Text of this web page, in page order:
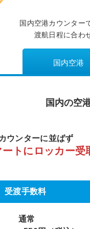
国内空港カウンター
渡航日程に合わ
国内空港
国内の空
ウンターに並ばず
トにロッカー受
受渡手数料
通常